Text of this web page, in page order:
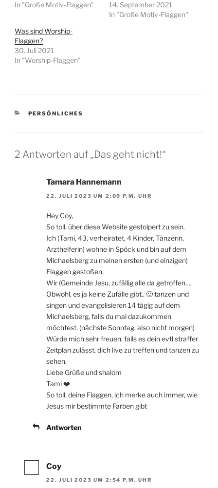
In "Große Motiv-Flaggen"
14. September 2021
In "Große Motiv-Flaggen"
Was sind Worship-
Flaggen?
30. Juli 2021
In "Worship-Flaggen"
KATEGORIEN
PERSÖNLICHES
2 Antworten auf „Das geht nicht!“
Tamara Hannemann
22. JULI 2023 UM 2:09 P.M. UHR
Hey Coy,
So toll, über diese Website gestolpert zu sein.
Ich (Tami, 43, verheiratet, 4 Kinder, Tänzerin,
Arzthelferin) wohne in Spöck und bin auf dem
Michaelsberg zu meinen ersten (und einzigen)
Flaggen gestoßen.
Wir (Gemeinde Jesu, zufällig alle da getroffen….
Obwohl, es ja keine Zufälle gibt.. 🙂 tanzen und
singen und evangelisieren 14 tägig auf dem
Michaelsberg, falls du mal dazukommen
möchtest. (nächste Sonntag, also nicht morgen)
Würde mich sehr freuen, falls es dein evtl straffer
Zeitplan zulässt, dich live zu treffen und tanzen zu
sehen.
Liebe Grüße und shalom
Tami ❤️
So toll, deine Flaggen, ich merke auch immer, wie
Jesus mir bestimmte Farben gibt
Antworten
Coy
22. JULI 2023 UM 2:54 P.M. UHR